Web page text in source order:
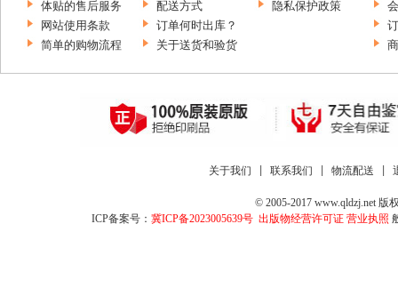
体贴的售后服务
网站使用条款
简单的购物流程
配送方式
订单何时出库？
关于送货和验货
隐私保护政策
关于我们 联系我们 物流配送
© 2005-2017 www.qldzj.net
ICP备案号： 冀ICP备2023005639号 出版物经营许可证 营业执照